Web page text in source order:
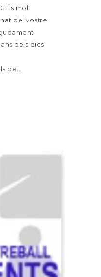
És molt
del vostre
dels dies
de...